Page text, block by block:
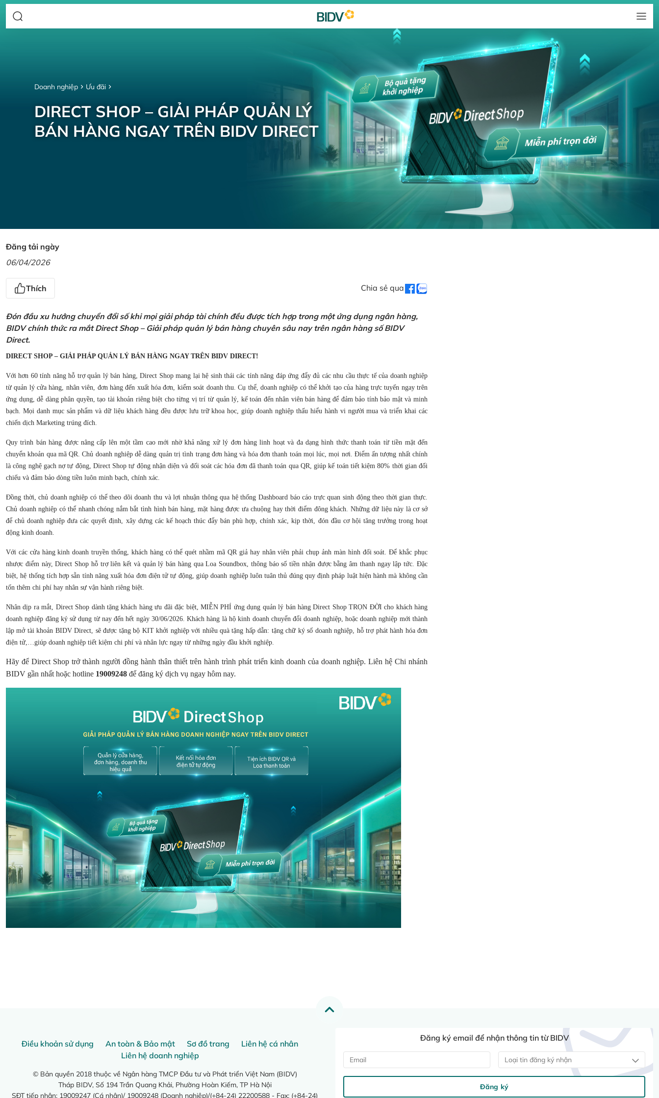
Doanh nghiệp Ưu đãi
DIRECT SHOP – GIẢI PHÁP QUẢN LÝ
BÁN HÀNG NGAY TRÊN BIDV DIRECT
Đăng tải ngày
06/04/2026
Thích Chia sẻ qua
Đón đầu xu hướng chuyển đổi số khi mọi giải pháp tài chính đều được tích hợp trong một ứng dụng ngân hàng,
BIDV chính thức ra mắt Direct Shop – Giải pháp quản lý bán hàng chuyên sâu nay trên ngân hàng số BIDV
Direct.
DIRECT SHOP – GIẢI PHÁP QUẢN LÝ BÁN HÀNG NGAY TRÊN BIDV DIRECT!
Với hơn 60 tính năng hỗ trợ quản lý bán hàng, Direct Shop mang lại hệ sinh thái các tính năng đáp ứng đẩy đủ các nhu cầu thực tế của doanh nghiệp
từ quản lý cửa hàng, nhân viên, đơn hàng đến xuất hóa đơn, kiểm soát doanh thu. Cụ thể, doanh nghiệp có thể khởi tạo của hàng trực tuyến ngay trên
ứng dụng, dễ dàng phân quyền, tạo tài khoản riêng biệt cho từng vị trí từ quản lý, kế toán đến nhân viên bán hàng để đảm bảo tính bảo mật và minh
bạch. Mọi danh mục sản phẩm và dữ liệu khách hàng đều được lưu trữ khoa học, giúp doanh nghiệp thấu hiểu hành vi người mua và triển khai các
chiến dịch Marketing trúng đích.
Quy trình bán hàng được nâng cấp lên một tầm cao mới nhờ khả năng xử lý đơn hàng linh hoạt và đa dạng hình thức thanh toán từ tiền mặt đến
chuyển khoản qua mã QR. Chủ doanh nghiệp dễ dàng quản trị tình trạng đơn hàng và hóa đơn thanh toán mọi lúc, mọi nơi. Điểm ấn tượng nhất chính
là công nghệ gạch nợ tự động, Direct Shop tự động nhận diện và đối soát các hóa đơn đã thanh toán qua QR, giúp kế toán tiết kiệm 80% thời gian đối
chiếu và đảm bảo dòng tiền luôn minh bạch, chính xác.
Đồng thời, chủ doanh nghiệp có thể theo dõi doanh thu và lợi nhuận thông qua hệ thống Dashboard báo cáo trực quan sinh động theo thời gian thực.
Chủ doanh nghiệp có thể nhanh chóng nắm bắt tình hình bán hàng, mặt hàng được ưa chuộng hay thời điểm đông khách. Những dữ liệu này là cơ sở
để chủ doanh nghiệp đưa các quyết định, xây dựng các kế hoạch thúc đẩy bán phù hợp, chính xác, kịp thời, đón đầu cơ hội tăng trưởng trong hoạt
động kinh doanh.
Với các cửa hàng kinh doanh truyền thống, khách hàng có thể quét nhầm mã QR giả hay nhân viên phải chụp ảnh màn hình đối soát. Để khắc phục
nhược điểm này, Direct Shop hỗ trợ liên kết và quản lý bán hàng qua Loa Soundbox, thông báo số tiền nhận được bằng âm thanh ngay lập tức. Đặc
biệt, hệ thống tích hợp sẵn tính năng xuất hóa đơn điện tử tự động, giúp doanh nghiệp luôn tuân thủ đúng quy định pháp luật hiện hành mà không cần
tốn thêm chi phí hay nhân sự vận hành riêng biệt.
Nhân dịp ra mắt, Direct Shop dành tặng khách hàng ưu đãi đặc biệt, MIỄN PHÍ ứng dụng quản lý bán hàng Direct Shop TRỌN ĐỜI cho khách hàng
doanh nghiệp đăng ký sử dụng từ nay đến hết ngày 30/06/2026. Khách hàng là hộ kinh doanh chuyển đổi doanh nghiệp, hoặc doanh nghiệp mới thành
lập mở tài khoản BIDV Direct, sẽ được tặng bộ KIT khởi nghiệp với nhiều quà tặng hấp dẫn: tặng chữ ký số doanh nghiệp, hỗ trợ phát hành hóa đơn
điện tử,…giúp doanh nghiệp tiết kiệm chi phí và nhân lực ngay từ những ngày đầu khởi nghiệp.
Hãy để Direct Shop trở thành người đồng hành thân thiết trên hành trình phát triển kinh doanh của doanh nghiệp. Liên hệ Chi nhánh
BIDV gần nhất hoặc hotline 19009248 để đăng ký dịch vụ ngay hôm nay.
Điều khoản sử dụng An toàn & Bảo mật Sơ đồ trang
Liên hệ cá nhân
Liên hệ doanh nghiệp
© Bản quyền 2018 thuộc về Ngân hàng TMCP Đầu tư và Phát triển Việt Nam (BIDV)
Tháp BIDV, Số 194 Trần Quang Khải, Phường Hoàn Kiếm, TP Hà Nội
SĐT tiếp nhận: 19009247 (Cá nhân)/ 19009248 (Doanh nghiệp)/(+84-24) 22200588 - Fax: (+84-24)
Đăng ký email để nhận thông tin từ BIDV
Loại tin đăng ký nhận
Đăng ký